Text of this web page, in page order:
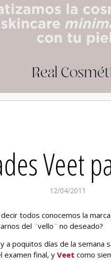
Veet
12/04/2011
todos conocemos la marca
del ¨vello¨ no deseado?
a poquitos días de la semana
examen final, y Veet como